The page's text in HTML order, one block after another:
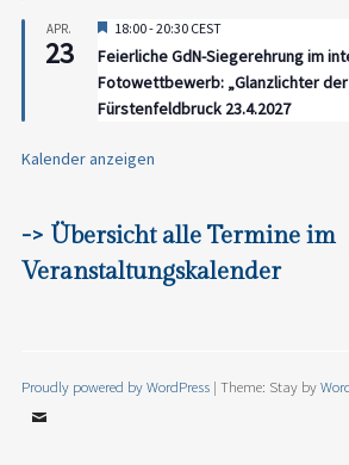
APR.
23
Hervorgehoben
18:00-20:30 CEST
Feierliche GdN-Siegerehrung im
Fotowettbewerb: „Glanzlichter
Fürstenfeldbruck 23.4.2027
Kalender anzeigen
-> Übersicht alle Termine im
Veranstaltungskalender
Proudly powered by WordPress | Theme: Stay by